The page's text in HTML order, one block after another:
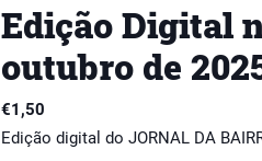
Edição Digital
outubro de
€1,50
Edição digital do JORNAL DA